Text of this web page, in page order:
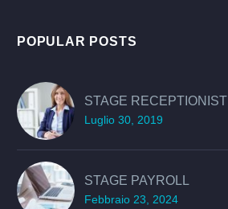
POPULAR POSTS
STAGE RECEPTIONIST
Luglio 30, 2019
STAGE PAYROLL
Febbraio 23, 2024